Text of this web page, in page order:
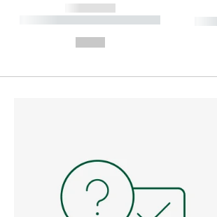
------------
----------- ----------- ----------